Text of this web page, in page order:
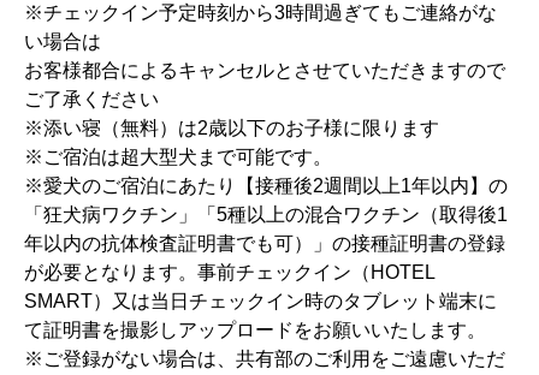
※チェックイン予定時刻から3時間過ぎてもご連絡がな
い場合は
お客様都合によるキャンセルとさせていただきますので
ご了承ください
※添い寝（無料）は2歳以下のお子様に限ります
※ご宿泊は超大型犬まで可能です。
※愛犬のご宿泊にあたり【接種後2週間以上1年以内】の
「狂犬病ワクチン」「5種以上の混合ワクチン（取得後1
年以内の抗体検査証明書でも可）」の接種証明書の登録
が必要となります。事前チェックイン（HOTEL
SMART）又は当日チェックイン時のタブレット端末に
て証明書を撮影しアップロードをお願いいたします。
※ご登録がない場合は、共有部のご利用をご遠慮いただ